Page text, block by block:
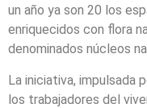
un año ya son 20 los
enriquecidos con flora
denominados núcleos
La iniciativa, impulsada
los trabajadores del